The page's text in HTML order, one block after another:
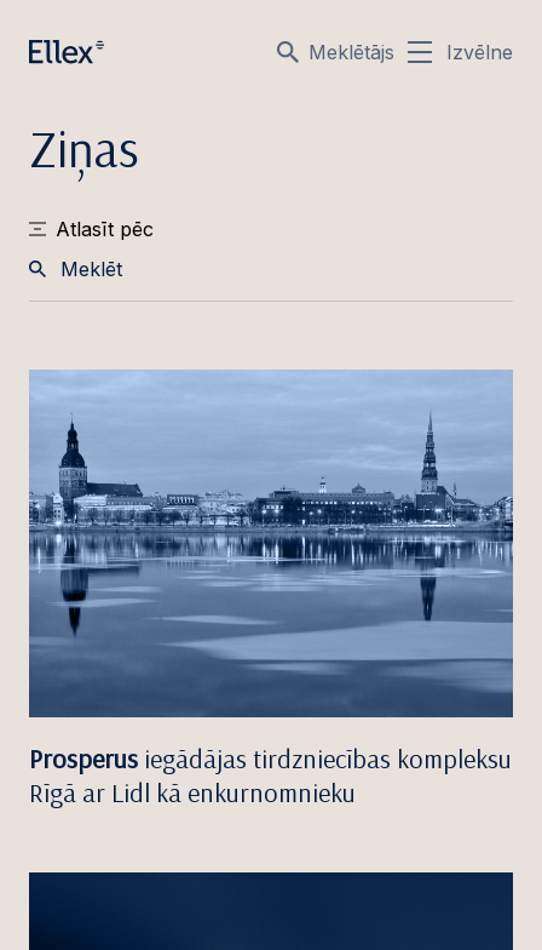
Meklētājs Izvēlne
Ziņas
Atlasīt pēc
Prosperus iegādājas tirdzniecības kompleksu
Rīgā ar Lidl kā enkurnomnieku